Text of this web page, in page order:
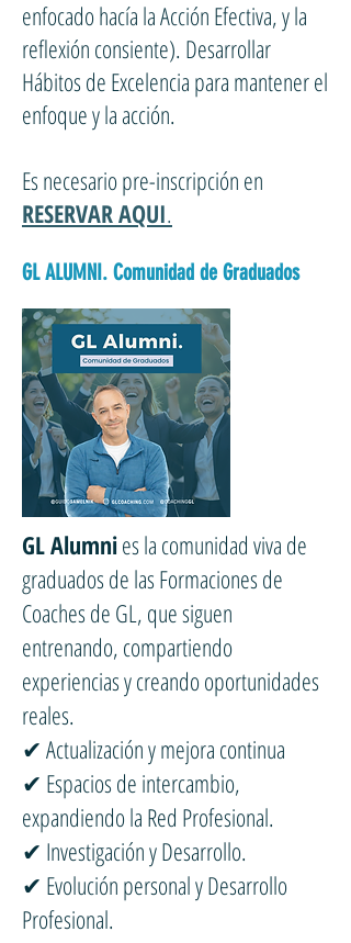
enfocado hacía la Acción Efectiva, y la
reflexión consiente). Desarrollar
Hábitos de Excelencia para mantener el
enfoque y la acción.
Es necesario pre-inscripción en
RESERVAR AQUI.
GL ALUMNI. Comunidad de Graduados
GL Alumnies la comunidad viva de
graduados de las Formaciones de
Coaches de GL, que siguen
entrenando, compartiendo
experiencias y creando oportunidades
reales.
✔ Actualización y mejora continua
✔ Espacios de intercambio,
expandiendo la Red Profesional.
✔ Investigación y Desarrollo.
✔ Evolución personal y Desarrollo
Profesional.